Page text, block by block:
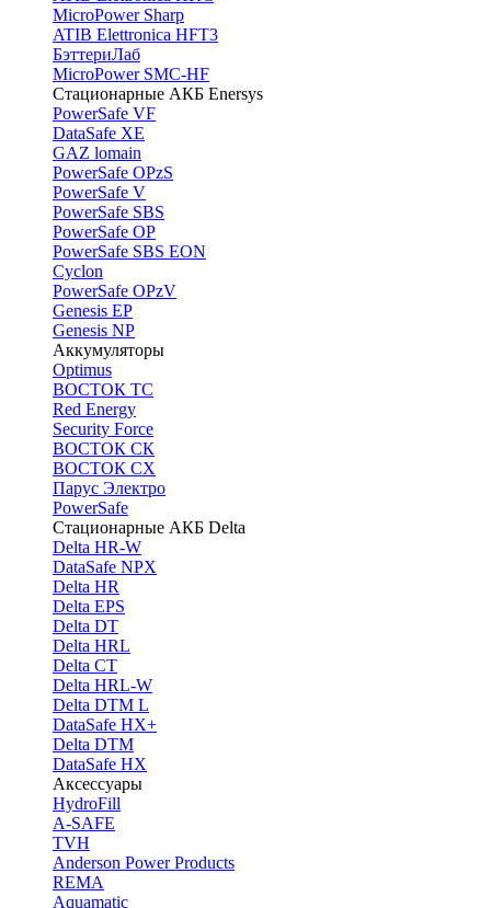
MicroPower Sharp
ATIB Elettronica HFT3
БэттериЛаб
MicroPower SMC-HF
Стационарные АКБ Enersys
PowerSafe VF
DataSafe XE
GAZ lomain
PowerSafe OPzS
PowerSafe V
PоwerSafe SBS
PowerSafe OP
PоwerSafe SBS EON
Cyclon
PowerSafe OPzV
Genesis EP
Genesis NP
Аккумуляторы
Optimus
ВОСТОК ТС
Red Energy
Security Force
ВОСТОК СК
ВОСТОК СХ
Парус Электро
PowerSafe
Стационарные АКБ Delta
Delta HR-W
DataSafe NPX
Delta HR
Delta EPS
Delta DT
Delta HRL
Delta CT
Delta HRL-W
Delta DTM L
DataSafe HX+
Delta DTM
DataSafe HX
Аксессуары
HydroFill
A-SAFE
TVH
Anderson Power Products
REMA
Aquamatic